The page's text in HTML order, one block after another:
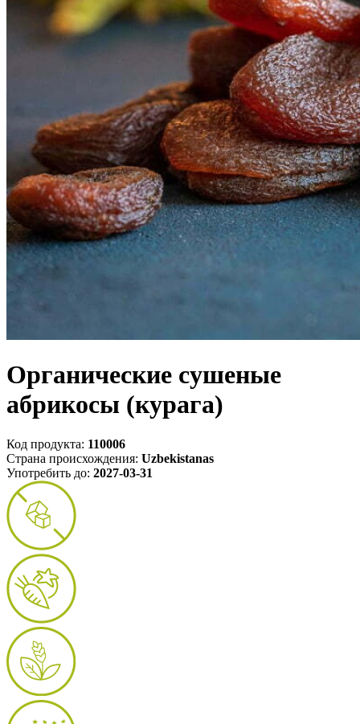
Органические сушеные
абрикосы (курага)
Код продукта: 110006
Страна происхождения: Uzbekistanas
Употребить до: 2027-03-31